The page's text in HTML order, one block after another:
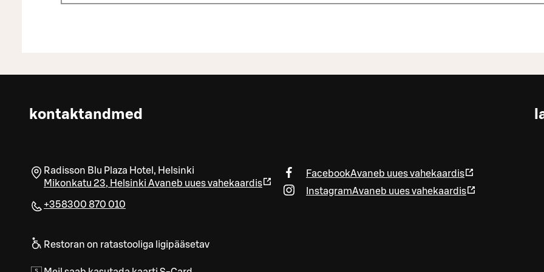
kontaktandmed
Radisson Blu Plaza Hotel, Helsinki
Mikonkatu 23, Helsinki Avaneb uues vahekaardis
+358300 870 010
Restoran on ratastooliga ligipääsetav
FacebookAvaneb uues vahekaardis
InstagramAvaneb uues vahekaardis